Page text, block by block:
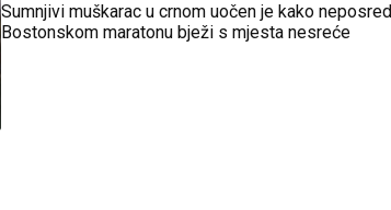
Sumnjivi muškarac u crnom uočen je kako
Bostonskom maratonu bježi s mjesta nesreće